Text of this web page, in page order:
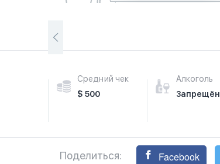
Средний чек
$ 500
Алкоголь
Запрещён
Поделиться: Facebook